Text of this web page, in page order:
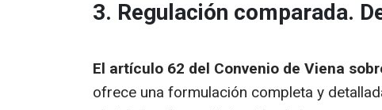
3. Regulación comparada.
El artículo 62 del Convenio de Viena
ofrece una formulación completa y